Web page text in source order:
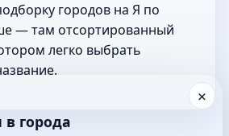
городов на Я по
— там отсортированный
легко выбрать
×
города